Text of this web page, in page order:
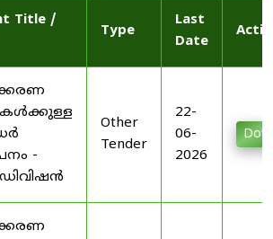
Title /
Type
Last
Date
-
Other
Tender
22-
06-
2026